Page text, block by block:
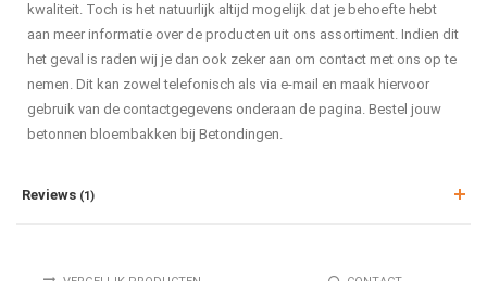
kwaliteit. Toch is het natuurlijk altijd mogelijk dat je behoefte hebt
aan meer informatie over de producten uit ons assortiment. Indien dit
het geval is raden wij je dan ook zeker aan om contact met ons op te
nemen. Dit kan zowel telefonisch als via e-mail en maak hiervoor
gebruik van de contactgegevens onderaan de pagina. Bestel jouw
betonnen bloembakken bij Betondingen.
Reviews (1)